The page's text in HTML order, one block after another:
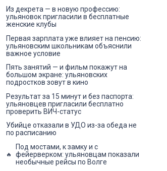
Из декрета — в новую профессию:
ульяновок пригласили в бесплатные
женские клубы
Первая зарплата уже влияет на пенсию:
ульяновским школьникам объяснили
важное условие
Пять занятий — и фильм покажут на
большом экране: ульяновских
подростков зовут в кино
Результат за 15 минут и без паспорта:
ульяновцев пригласили бесплатно
проверить ВИЧ-статус
Убийце отказали в УДО из-за обеда не
по расписанию
Под мостами, к замку и с
фейерверком: ульяновцам показали
необычные рейсы по Волге